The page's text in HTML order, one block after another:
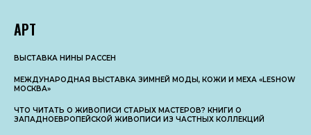
АРТ
ВЫСТАВКА НИНЫ РАССЕН
МЕЖДУНАРОДНАЯ ВЫСТАВКА ЗИМНЕЙ МОДЫ, КОЖИ И МЕХА «LESHOW
МОСКВА»
ЧТО ЧИТАТЬ О ЖИВОПИСИ СТАРЫХ МАСТЕРОВ? КНИГИ О
ЗАПАДНОЕВРОПЕЙСКОЙ ЖИВОПИСИ ИЗ ЧАСТНЫХ КОЛЛЕКЦИЙ